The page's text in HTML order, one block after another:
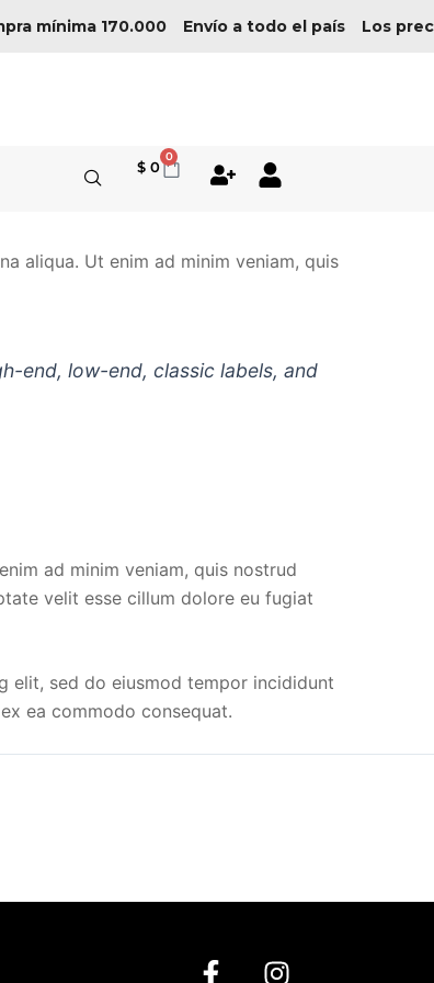
mínima 170.000 Envío a todo el país Los
$ 0
0
Cart
aliqua. Ut enim ad minim veniam, quis
end, low-end, classic labels, and
ad minim veniam, quis nostrud
velit esse cillum dolore eu fugiat
elit, sed do eiusmod tempor incididunt
ea commodo consequat.
F
I